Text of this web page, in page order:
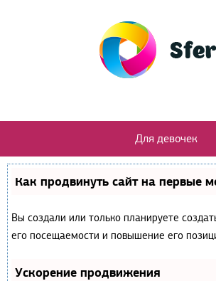
Для девочек
Как продвинуть сайт на первые
Вы создали или только планируете
его посещаемости и повышение его
Ускорение продвижения